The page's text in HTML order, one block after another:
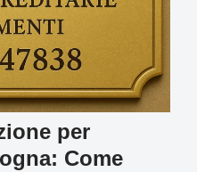
per
Come